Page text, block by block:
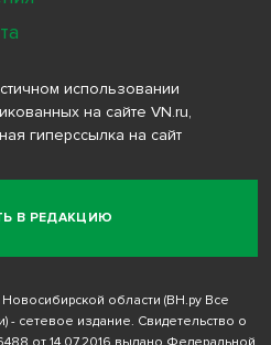
В РЕДАКЦИЮ
использовании
на сайте VN.ru,
гиперссылка на сайт
области (ВН.ру Все
- сетевое издание. Свидетельство о